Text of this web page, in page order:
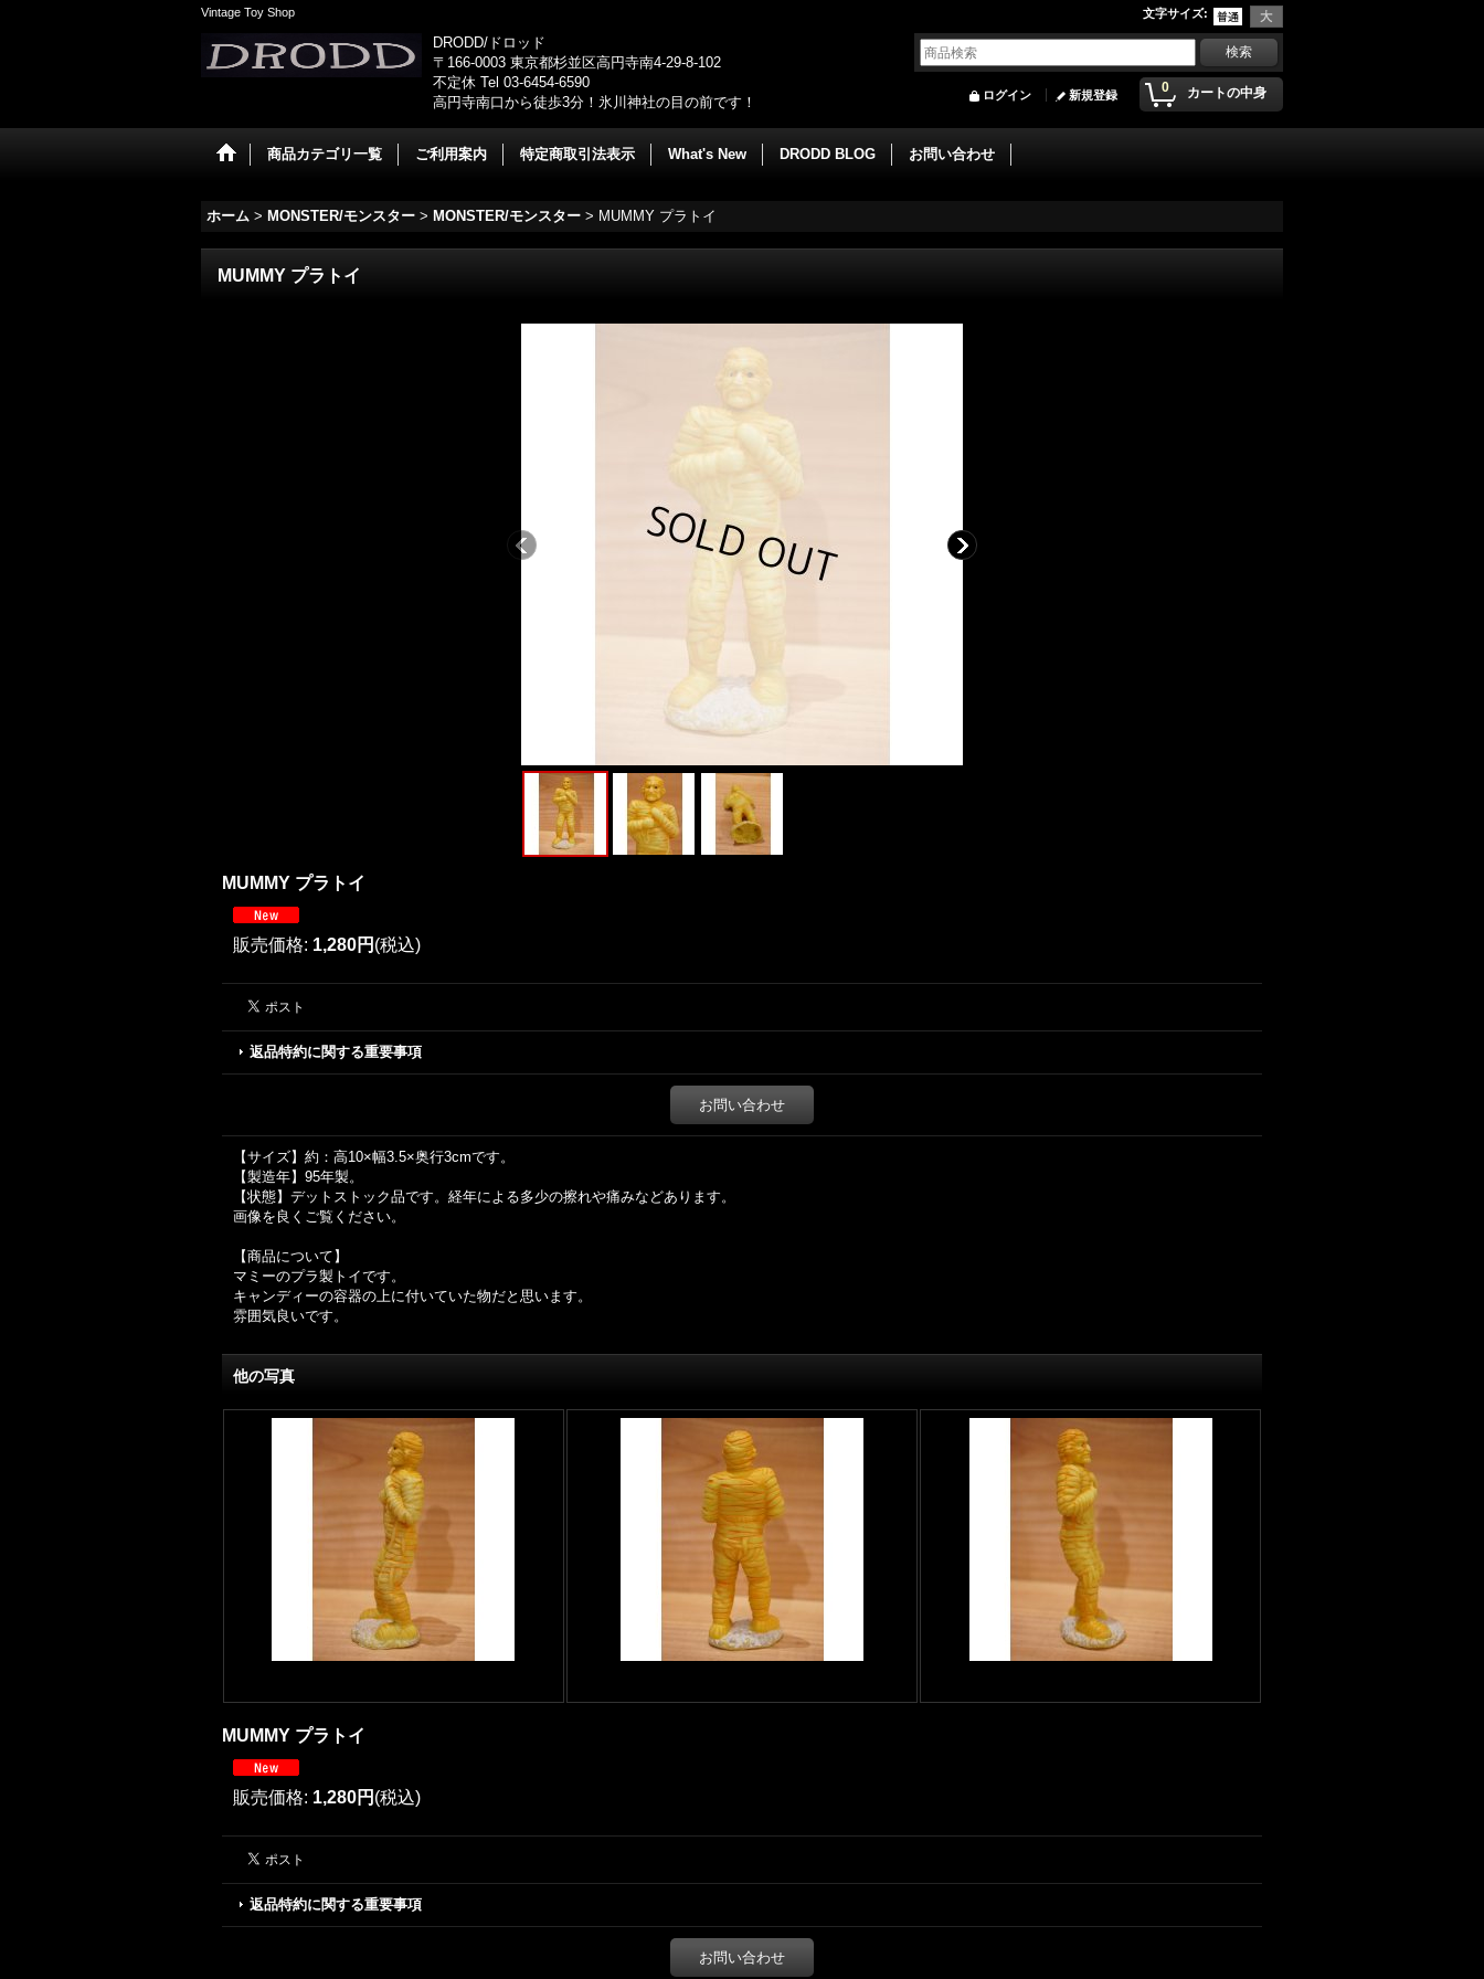
Vintage Toy Shop 文字サイズ:
DRODD/ドロッド
〒166-0003 東京都杉並区高円寺南4-29-8-102
不定休 Tel 03-6454-6590
高円寺南口から徒歩3分！氷川神社の目の前です！
0 カートの中身
ログイン 新規登録
商品カテゴリ一覧 ご利用案内 特定商取引法表示 What's New DRODD BLOG お問い合わせ
ホーム > MONSTER/モンスター > MONSTER/モンスター > MUMMY プラトイ
MUMMY プラトイ
MUMMY プラトイ
販売価格: 1,280円 (税込)
返品特約に関する重要事項
お問い合わせ
【サイズ】約：高10×幅3.5×奥行3cmです。
【製造年】95年製。
【状態】デットストック品です。経年による多少の擦れや痛みなどあります。
画像を良くご覧ください。
【商品について】
マミーのプラ製トイです。
キャンディーの容器の上に付いていた物だと思います。
雰囲気良いです。
他の写真
MUMMY プラトイ
販売価格: 1,280円 (税込)
返品特約に関する重要事項
お問い合わせ